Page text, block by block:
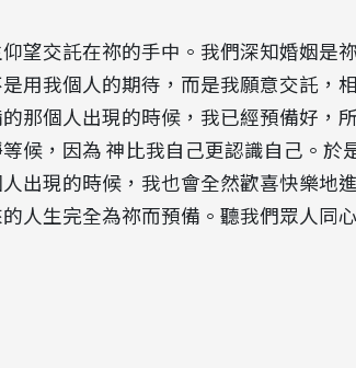
望交託在祢的手中。我們深知婚姻是
用我個人的期待，而是我願意交託，
那個人出現的時候，我已經預備好，
候，因為 神比我自己更認識自己。
出現的時候，我也會全然歡喜快樂地
人生完全為祢而預備。聽我們眾人同